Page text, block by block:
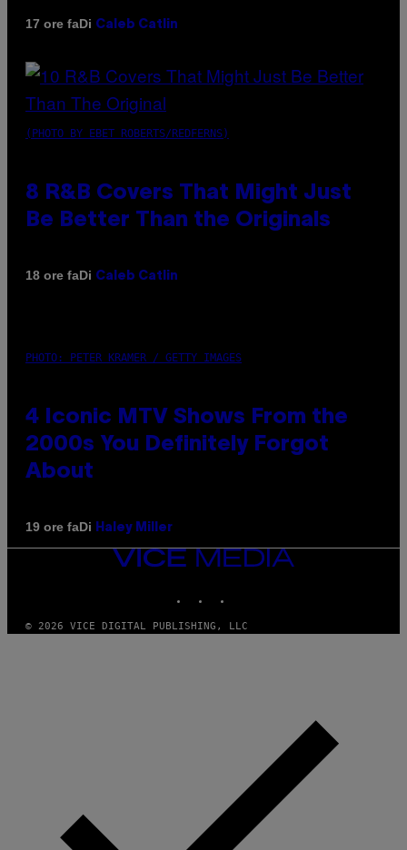
17 ore faDi Caleb Catlin
(PHOTO BY EBET ROBERTS/REDFERNS)
8 R&B Covers That Might Just
Be Better Than the Originals
18 ore faDi Caleb Catlin
PHOTO: PETER KRAMER / GETTY IMAGES
4 Iconic MTV Shows From the
2000s You Definitely Forgot
About
19 ore faDi Haley Miller
VICE
MEDIA
© 2026 VICE DIGITAL PUBLISHING, LLC